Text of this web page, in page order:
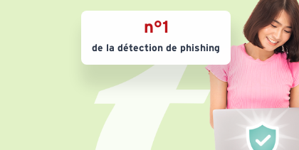
n°1
de la détection de phishing